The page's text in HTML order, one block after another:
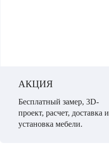
АКЦИЯ
Бесплатный замер, 3D-
проект, расчет, доставка и
установка мебели.